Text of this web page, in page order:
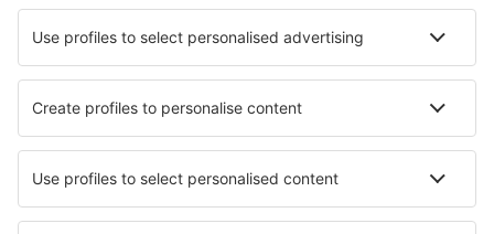
Ubytování in El Aguaje Ubytování in Holmrook
Ubytování in Uddebo Ubytování in Normandale
Ubytování in Topoľčianky Ubytování in Gnojnik
Ubytování in La Romaine Ubytování in Villarotta